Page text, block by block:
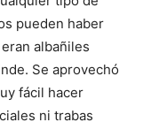
pueden haber
albañiles
Se aprovechó
fácil hacer
ni trabas